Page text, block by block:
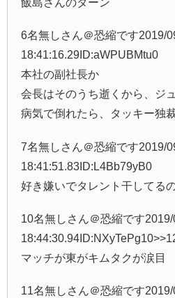
飯島さんのターン
6名無しさん＠恐縮です2019/
18:41:16.29ID:aWPUBMtu0
本社の副社長か
会長はそのうち逝くから、ジ
病気で倒れたら、タッキー独
7名無しさん＠恐縮です2019/
18:41:51.83ID:L4Bb79yB0
好き嫌いでタレント干してる
10名無しさん＠恐縮です
マッチが東がキムタクが涙目
11名無しさん＠恐縮です